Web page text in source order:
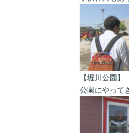
【堀川公園】
公園にやって